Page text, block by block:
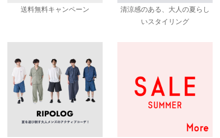
送料無料キャンペーン
清涼感のある、大人の夏らし
いスタイリング